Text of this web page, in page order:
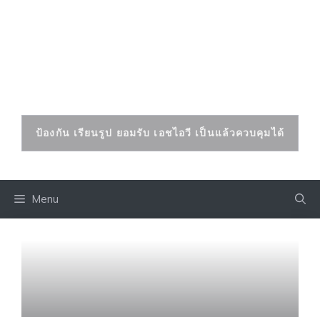
ป้องกัน เรียนรูป ยอมรับ เอชไอวี เป็นแล้วควบคุมได้
Menu